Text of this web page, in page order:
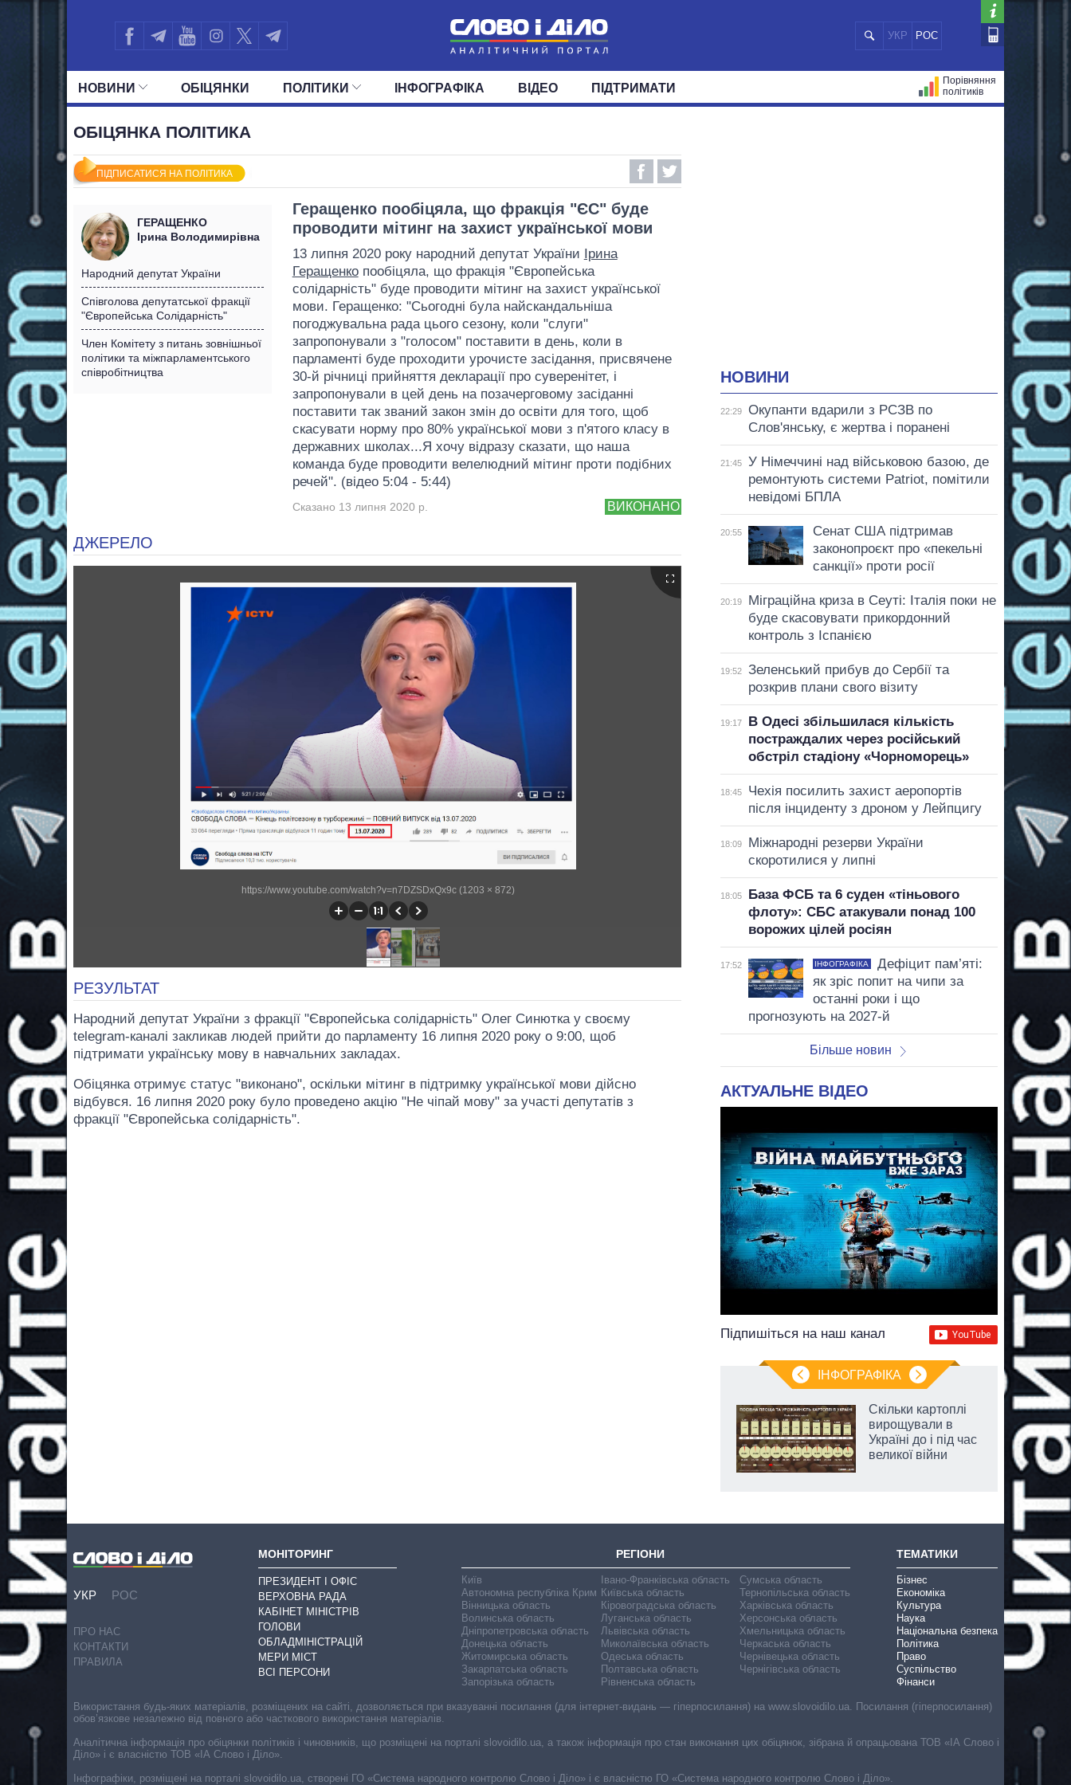
УКР РОС
НОВИНИ
СВІТ
ОБIЦЯНКИ ПОЛIТИКИ
ОКРУГИ
ІНФОГРАФІКА ВІДЕО ПІДТРИМАТИ
Порівняння
політиків
ОБІЦЯНКА ПОЛІТИКА
ПІДПИСАТИСЯ НА ПОЛІТИКА
ГЕРАЩЕНКО
Ірина Володимирівна
Народний депутат України
Співголова депутатської фракції
"Європейська Солідарність"
Член Комітету з питань зовнішньої
політики та міжпарламентського
співробітництва
Геращенко пообіцяла, що фракція "ЄС" буде
проводити мітинг на захист української мови
13 липня 2020 року народний депутат України Ірина
Геращенкопообіцяла, що фракція "Європейська
солідарність" буде проводити мітинг на захист української
мови. Геращенко: "Сьогодні була найскандальніша
погоджувальна рада цього сезону, коли "слуги"
запропонували з "голосом" поставити в день, коли в
парламенті буде проходити урочисте засідання, присвячене
30-й річниці прийняття декларації про суверенітет, і
запропонували в цей день на позачерговому засіданні
поставити так званий закон змін до освіти для того, щоб
скасувати норму про 80% української мови з п'ятого класу в
державних школах...Я хочу відразу сказати, що наша
команда буде проводити велелюдний мітинг проти подібних
речей". (відео 5:04 - 5:44)
ВИКОНАНО
Сказано 13 липня 2020 р.
ДЖЕРЕЛО
https://www.youtube.com/watch?v=n7DZSDxQx9c (1203 × 872)
РЕЗУЛЬТАТ
Народний депутат України з фракції "Європейська солідарність" Олег Синютка у своєму
telegram-каналі закликав людей прийти до парламенту 16 липня 2020 року о 9:00, щоб
підтримати українську мову в навчальних закладах.
Обіцянка отримує статус "виконано", оскільки мітинг в підтримку української мови дійсно
відбувся. 16 липня 2020 року було проведено акцію "Не чіпай мову" за участі депутатів з
фракції "Європейська солідарність".
НОВИНИ
22:29
Окупанти вдарили з РСЗВ по
Слов'янську, є жертва і поранені
21:45
У Німеччині над військовою базою, де
ремонтують системи Patriot, помітили
невідомі БПЛА
20:55
Сенат США підтримав
законопроєкт про «пекельні
санкції» проти росії
20:19
Міграційна криза в Сеуті: Італія поки не
буде скасовувати прикордонний
контроль з Іспанією
19:52
Зеленський прибув до Сербії та
розкрив плани свого візиту
19:17
В Одесі збільшилася кількість
постраждалих через російський
обстріл стадіону «Чорноморець»
18:45
Чехія посилить захист аеропортів
після інциденту з дроном у Лейпцигу
18:09
Міжнародні резерви України
скоротилися у липні
18:05
База ФСБ та 6 суден «тіньового
флоту»: СБС атакували понад 100
ворожих цілей росіян
17:52 ІНФОГРАФІКА
Дефіцит пам’яті:
як зріс попит на чипи за
останні роки і що
прогнозують на 2027-й
Більше новин
АКТУАЛЬНЕ ВІДЕО
Підпишіться на наш канал
ІНФОГРАФІКА
Скільки картоплі
вирощували в
Україні до і під час
великої війни
УКР РОС
ПРО НАС
КОНТАКТИ
ПРАВИЛА
МОНІТОРИНГ
ПРЕЗИДЕНТ І ОФІС
ВЕРХОВНА РАДА
КАБІНЕТ МІНІСТРІВ
ГОЛОВИ
ОБЛАДМІНІСТРАЦІЙ
МЕРИ МІСТ
ВСІ ПЕРСОНИ
РЕГІОНИ
Київ
Автономна республіка Крим
Вінницька область
Волинська область
Дніпропетровська область
Донецька область
Житомирська область
Закарпатська область
Запорізька область
Івано-Франківська область
Київська область
Кіровоградська область
Луганська область
Львівська область
Миколаївська область
Одеська область
Полтавська область
Рівненська область
Сумська область
Тернопільська область
Харківська область
Херсонська область
Хмельницька область
Черкаська область
Чернівецька область
Чернігівська область
ТЕМАТИКИ
Бізнес
Економіка
Культура
Наука
Національна безпека
Політика
Право
Суспільство
Фінанси
Використання будь-яких матеріалів, розміщених на сайті, дозволяється при вказуванні посилання (для інтернет-видань — гіперпосилання) на www.slovoidilo.ua. Посилання (гіперпосилання)
обов’язкове незалежно від повного або часткового використання матеріалів.
Аналітична інформація про обіцянки політиків і чиновників, що розміщені на порталі slovoidilo.ua, а також інформація про стан виконання цих обіцянок, зібрана й опрацьована ТОВ «ІА Слово і
Діло» і є власністю ТОВ «ІА Слово і Діло».
Інфографіки, розміщені на порталі slovoidilo.ua, створені ГО «Система народного контролю Слово і Діло» і є власністю ГО «Система народного контролю Слово і Діло».